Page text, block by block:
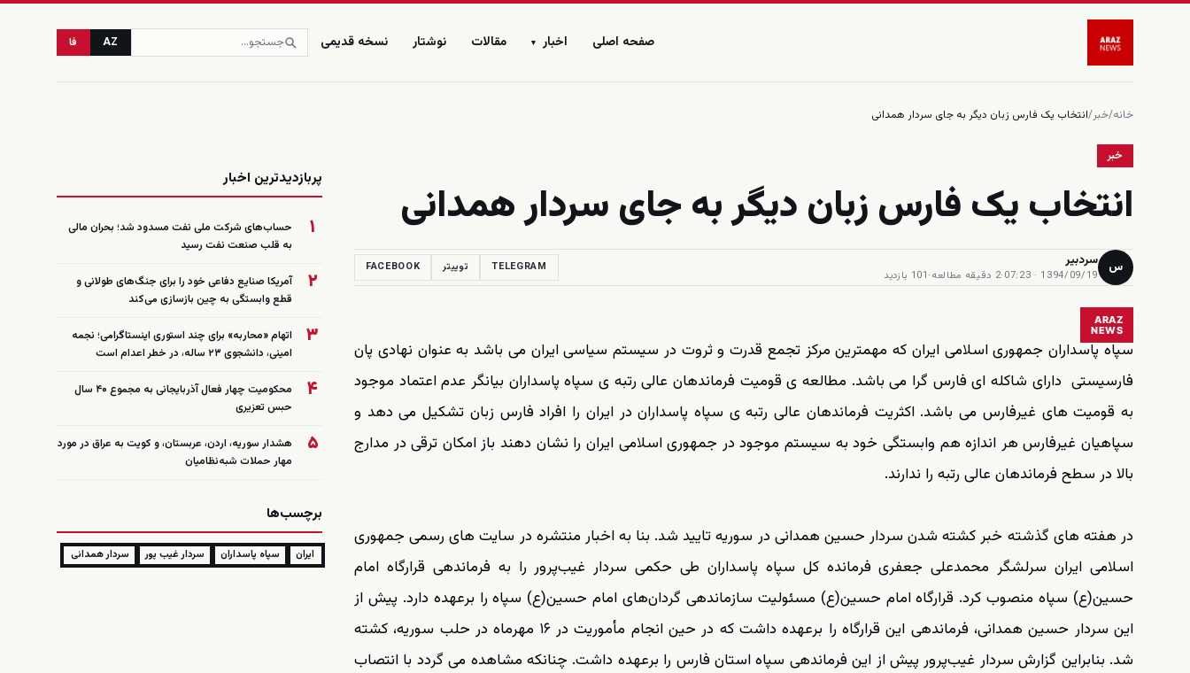
صفحه اصلی اخبار ▾ مقالات نوشتار نسخه قدیمی AZ فا
خانه/خبر/انتخاب یک فارس زبان دیگر به جای سردار همدانی
خبر
انتخاب یک فارس زبان دیگر به جای سردار همدانی
س سردبیر
1394/09/19 · 07:23
·2 دقیقه مطالعه ·101 بازدید
TELEGRAM توییتر FACEBOOK
ARAZ
NEWS
سپاه پاسداران جمهوری اسلامی ایران که مهمترین مرکز تجمع قدرت و ثروت در سیستم سیاسی ایران می باشد به عنوان نهادی پان
فارسیستی دارای شاکله ای فارس گرا می باشد. مطالعه ی قومیت فرماندهان عالی رتبه ی سپاه پاسداران بیانگر عدم اعتماد موجود
به قومیت های غیرفارس می باشد. اکثریت فرماندهان عالی رتبه ی سپاه پاسداران در ایران را افراد فارس زبان تشکیل می دهد و
سپاهیان غیرفارس هر اندازه هم وابستگی خود به سیستم موجود در جمهوری اسلامی ایران را نشان دهند باز امکان ترقی در مدارج
بالا در سطح فرماندهان عالی رتبه را ندارند.
در هفته های گذشته خبر کشته شدن سردار حسین همدانی در سوریه تایید شد. بنا به اخبار منتشره در سایت های رسمی جمهوری
اسلامی ایران سرلشگر محمدعلی جعفری فرمانده کل سپاه پاسداران طی حکمی سردار غیب‌پرور را به فرماندهی قرارگاه امام
حسین(ع) سپاه منصوب کرد. قرارگاه امام حسین(ع) مسئولیت سازماندهی گردان‌های امام حسین(ع) سپاه را برعهده دارد. پیش از
این سردار حسین همدانی، فرماندهی این قرارگاه را برعهده داشت که در حین انجام مأموریت در ۱۶ مهرماه در حلب سوریه، کشته
شد. بنابراین گزارش سردار غیب‌پرور پیش از این فرماندهی سپاه استان فارس را برعهده داشت. چنانکه مشاهده می گردد با انتصاب
پربازدیدترین اخبار
۱
حساب‌های شرکت ملی نفت مسدود شد؛ بحران مالی
به قلب صنعت نفت رسید
۲
آمریکا صنایع دفاعی خود را برای جنگ‌های طولانی و
قطع وابستگی به چین بازسازی می‌کند
۳
اتهام «محاربه» برای چند استوری اینستاگرامی؛ نجمه
امینی، دانشجوی ۲۳ ساله، در خطر اعدام است
۴
محکومیت چهار فعال آذربایجانی به مجموع ۴۰ سال
حبس تعزیری
۵
هشدار سوریه، اردن، عربستان، و کویت به عراق در مورد
مهار حملات شبه‌نظامیان
برچسب‌ها
ایران سپاه پاسداران سردار غیب پور سردار همدانی